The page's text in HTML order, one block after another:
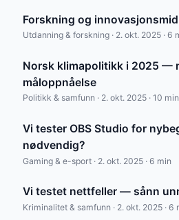
Forskning og
Utdanning & forskning · 2. okt. 2025 · 6
Norsk klimapolitikk i 2025 —
måloppnåelse
Politikk & samfunn · 2. okt. 2025 · 10 min
Vi tester OBS Studio for
nødvendig?
Gaming & e-sport · 2. okt. 2025 · 6 min
Vi testet nettfeller — sånn
Kriminalitet & samfunn · 2. okt. 2025 · 6